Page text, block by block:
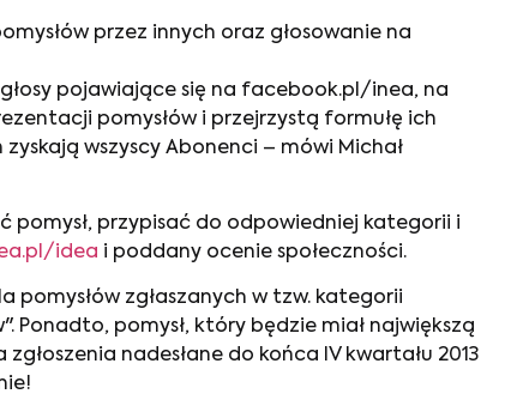
przez innych oraz głosowanie na
pojawiające się na facebook.pl/inea, na
pomysłów i przejrzystą formułę ich
wszyscy Abonenci – mówi Michał
pomysł, przypisać do odpowiedniej kategorii i
idea i poddany ocenie społeczności.
zgłaszanych w tzw. kategorii
pomysł, który będzie miał największą
nadesłane do końca IV kwartału 2013